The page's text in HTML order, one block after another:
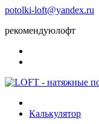
potolki-loft@yandex.ru
рекомендуюлофт
Калькулятор